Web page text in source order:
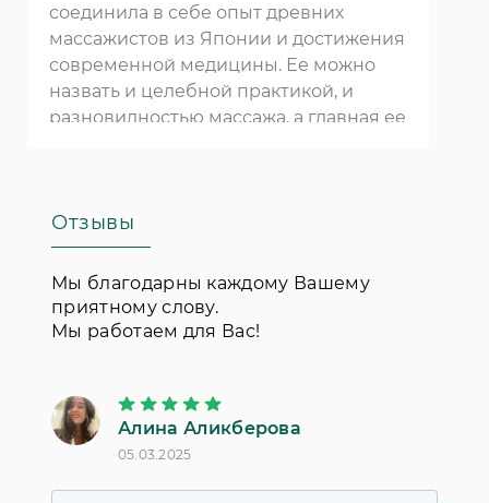
соединила в себе опыт древних
массажистов из Японии и достижения
современной медицины. Ее можно
назвать и целебной практикой, и
разновидностью массажа, а главная ее
утверждают, что она воздействует не
на самого пациента, а конкретно на
его болезнь.
Отзывы
Мы благодарны каждому Вашему
приятному слову.
Мы работаем для Вас!
Алина Аликберова
05.03.2025